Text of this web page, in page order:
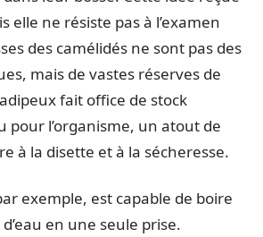
elle ne résiste pas à l’examen
des camélidés ne sont pas des
mais de vastes réserves de
fait office de stock
pour l’organisme, un atout de
à la disette et à la sécheresse.
exemple, est capable de boire
en une seule prise.